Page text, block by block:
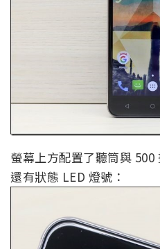
螢幕上方配置了聽筒與
還有狀態 LED 燈號：